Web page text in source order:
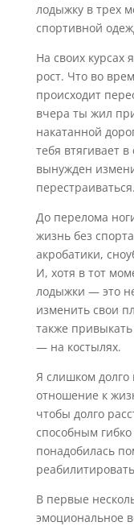
лодыжку в трех
спортивной
На своих курсах
рост. Что во
происходит
вчера ты жил
накатанной
тебя втягивает
вынужден
перестраиваться.
До перелома
жизнь без
акробатики,
И, хотя в тот
лодыжки — это
изменить свои
также
— на костылях.
Я слишком долго
отношение к
чтобы долго
способным
понадобилась
В первые
эмоциональное